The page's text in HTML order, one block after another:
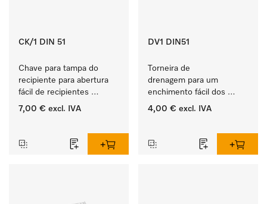
CK/1 DIN 51
Chave para tampa do
recipiente para abertura
fácil de recipientes
ProCare de 5, 10 e 20 l.
7,00 € excl. IVA
DV1 DIN51
Torneira de
drenagem para um
enchimento fácil dos
produtos líquidos ProCare.
4,00 € excl. IVA